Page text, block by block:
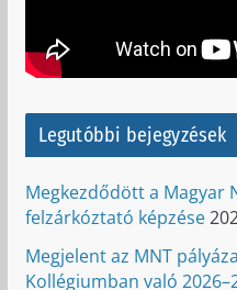
Legutóbbi bejegyzések
Megkezdődött a Magyar
felzárkóztató képzése
Megjelent az MNT
Kollégiumban való